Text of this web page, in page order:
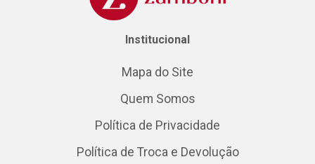
Institucional
Mapa do Site
Quem Somos
Política de Privacidade
Política de Troca e Devolução